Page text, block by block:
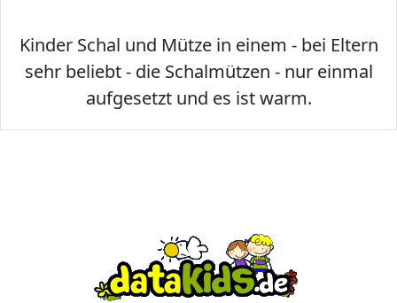
Kinder Schal und Mütze in einem - bei Eltern
sehr beliebt - die Schalmützen - nur einmal
aufgesetzt und es ist warm.